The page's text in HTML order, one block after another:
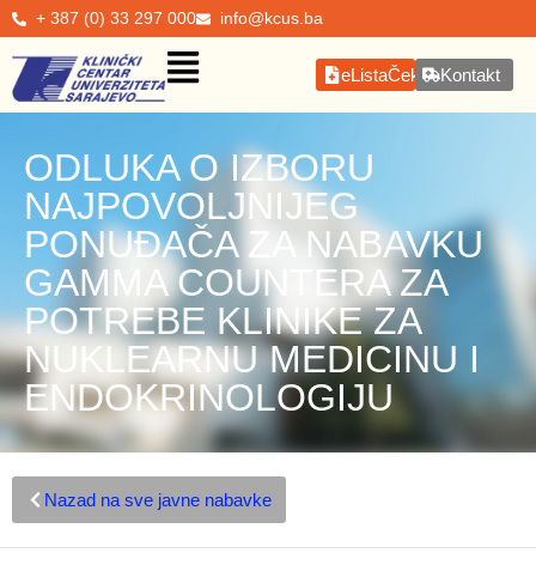
+ 387 (0) 33 297 000 info@kcus.ba
eListaČekanjaKontakt
ODLUKA O IZBORU
NAJPOVOLJNIJEG
PONUĐAČA ZA NABAVKU
GAMMA COUNTERA ZA
POTREBE KLINIKE ZA
NUKLEARNU MEDICINU I
ENDOKRINOLOGIJU
Nazad na sve javne nabavke